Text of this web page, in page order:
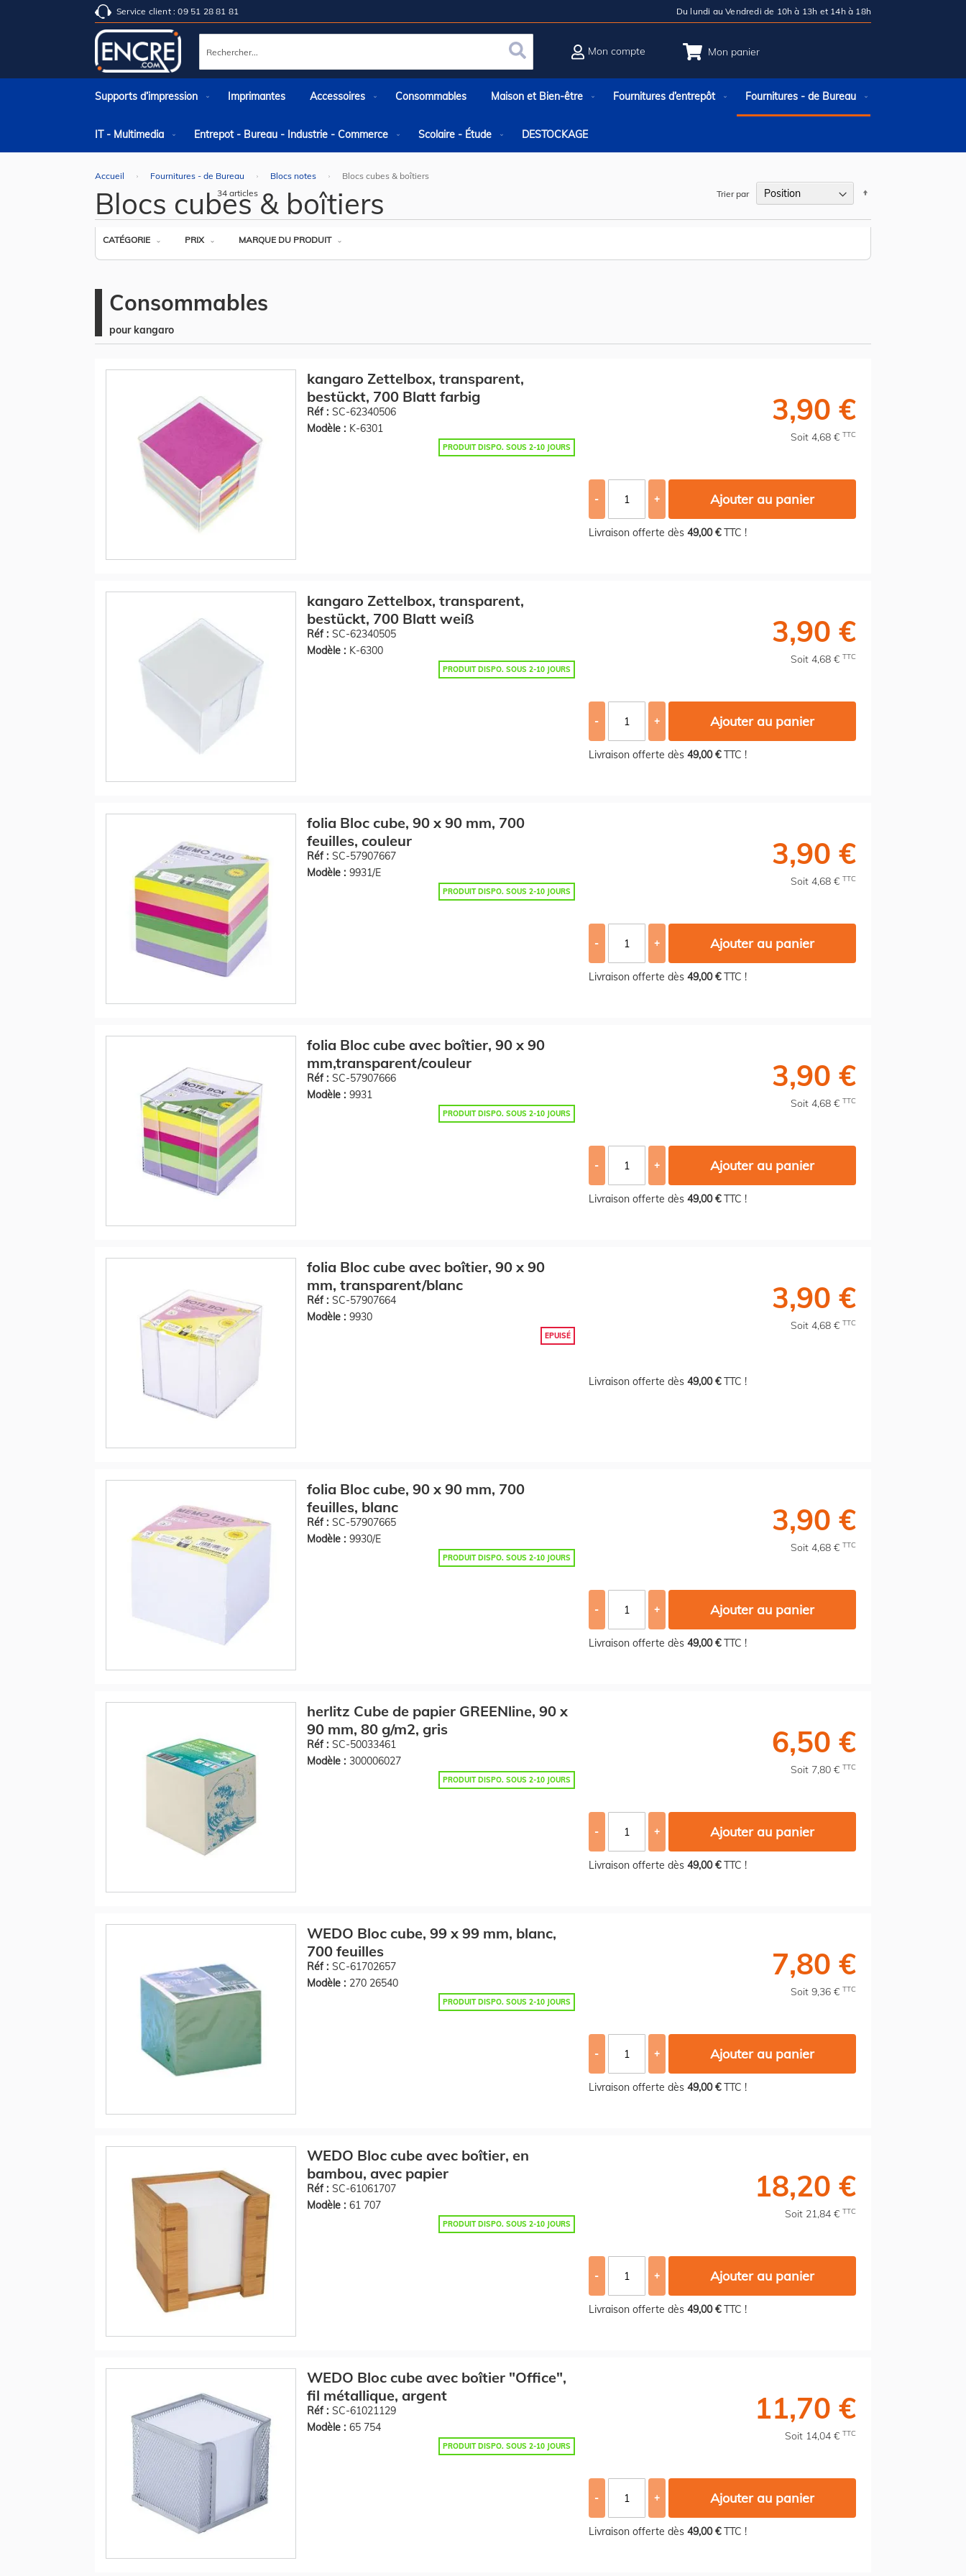
Service client : 09 51 28 81 81 Du lundi au Vendredi de 10h à 13h et 14h à 18h
Mon panier
Rechercher Rechercher
Mon compte
Supports d’impression Imprimantes Accessoires Consommables Maison et Bien-être Fournitures d’entrepôt Fournitures - de Bureau
IT - Multimedia Entrepot - Bureau - Industrie - Commerce Scolaire - Étude DESTOCKAGE
Accueil Fournitures - de Bureau Blocs notes Blocs cubes & boîtiers
Blocs cubes & boîtiers
CATÉGORIE PRIX MARQUE DU PRODUIT
34 articles Trier par
Consommables
pour kangaro
kangaro Zettelbox, transparent,
bestückt, 700 Blatt farbig
Réf : SC-62340506
Modèle : K-6301
PRODUIT DISPO. SOUS 2-10 JOURS
3,90 €
Soit 4,68 € TTC
- + Ajouter au panier
Livraison offerte dès 49,00 €TTC !
kangaro Zettelbox, transparent,
bestückt, 700 Blatt weiß
Réf : SC-62340505
Modèle : K-6300
PRODUIT DISPO. SOUS 2-10 JOURS
3,90 €
Soit 4,68 € TTC
- + Ajouter au panier
Livraison offerte dès 49,00 €TTC !
folia Bloc cube, 90 x 90 mm, 700
feuilles, couleur
Réf : SC-57907667
Modèle : 9931/E
PRODUIT DISPO. SOUS 2-10 JOURS
3,90 €
Soit 4,68 € TTC
- + Ajouter au panier
Livraison offerte dès 49,00 €TTC !
folia Bloc cube avec boîtier, 90 x 90
mm,transparent/couleur
Réf : SC-57907666
Modèle : 9931
PRODUIT DISPO. SOUS 2-10 JOURS
3,90 €
Soit 4,68 € TTC
- + Ajouter au panier
Livraison offerte dès 49,00 €TTC !
folia Bloc cube avec boîtier, 90 x 90
mm, transparent/blanc
Réf : SC-57907664
Modèle : 9930
EPUISÉ
3,90 €
Soit 4,68 € TTC
Livraison offerte dès 49,00 €TTC !
folia Bloc cube, 90 x 90 mm, 700
feuilles, blanc
Réf : SC-57907665
Modèle : 9930/E
PRODUIT DISPO. SOUS 2-10 JOURS
3,90 €
Soit 4,68 € TTC
- + Ajouter au panier
Livraison offerte dès 49,00 €TTC !
herlitz Cube de papier GREENline, 90 x
90 mm, 80 g/m2, gris
Réf : SC-50033461
Modèle : 300006027
PRODUIT DISPO. SOUS 2-10 JOURS
6,50 €
Soit 7,80 € TTC
- + Ajouter au panier
Livraison offerte dès 49,00 €TTC !
WEDO Bloc cube, 99 x 99 mm, blanc,
700 feuilles
Réf : SC-61702657
Modèle : 270 26540
PRODUIT DISPO. SOUS 2-10 JOURS
7,80 €
Soit 9,36 € TTC
- + Ajouter au panier
Livraison offerte dès 49,00 €TTC !
WEDO Bloc cube avec boîtier, en
bambou, avec papier
Réf : SC-61061707
Modèle : 61 707
PRODUIT DISPO. SOUS 2-10 JOURS
18,20 €
Soit 21,84 € TTC
- + Ajouter au panier
Livraison offerte dès 49,00 €TTC !
WEDO Bloc cube avec boîtier "Office",
fil métallique, argent
Réf : SC-61021129
Modèle : 65 754
PRODUIT DISPO. SOUS 2-10 JOURS
11,70 €
Soit 14,04 € TTC
- + Ajouter au panier
Livraison offerte dès 49,00 €TTC !